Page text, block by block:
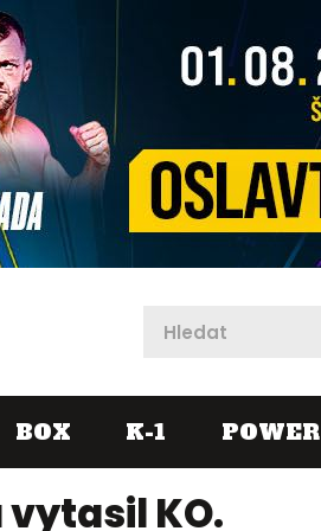
BOX K-1 POWER
KO.